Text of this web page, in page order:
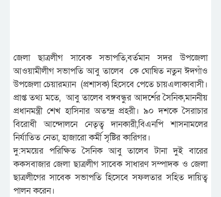
জেলা ছাত্রলীগ সাবেক সভাপতি,বর্তমান সদর উপজেলা
আওয়ামীলীগ সভাপতি আবু তালেব কে ঘোষিত নতুন ঈদগাঁও
উপজেলা চেয়ারম্যান (প্রশাসক) হিসেবে পেতে চায়এলাকাবাসী।
প্রাপ্ত তথ্য মতে, আবু তালেব বঙ্গবন্ধুর আদর্শের সৈনিক,মাননীয়
প্রধানমন্ত্রী শেখ হাসিনার অতন্দ্র প্রহরী। ৯০ দশকে সৈরাচার
বিরোধী আন্দোলনে নেতৃত্ব দানকারী,বিএনপি শাসনামলের
নির্যাতিত নেতা, হাজারো কর্মী সৃষ্টির কারিগর।
দু:সময়ের পরিক্ষিত সৈনিক আবু তালেব টানা দুই বারের
ককসবাজার জেলা ছাত্রলীগ সাবেক সাধারণ সম্পাদক ও জেলা
ছাত্রলীগের সাবেক সভাপতি হিসেবে সফলতার সহিত দায়িত্ব
পালন করেন।